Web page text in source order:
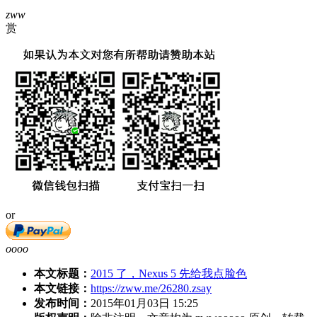
zww
赏
or
oooo
本文标题： 2015 了，Nexus 5 先给我点脸色
本文链接： https://zww.me/26280.zsay
发布时间： 2015年01月03日 15:25